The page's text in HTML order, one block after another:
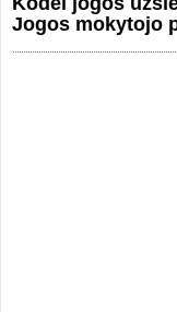
Jogos mokytojo